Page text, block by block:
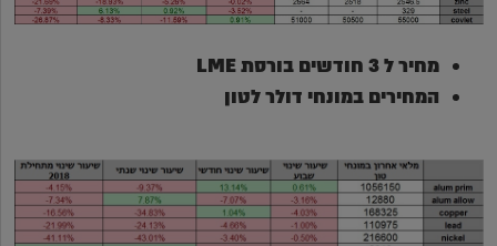
מחיר ל 3 חודשים בורסת
LME
המחירים במונחי דולר לטון